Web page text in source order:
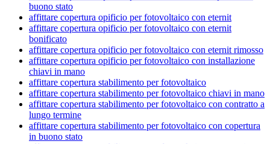
buono stato
affittare copertura opificio per fotovoltaico con eternit
affittare copertura opificio per fotovoltaico con eternit
bonificato
affittare copertura opificio per fotovoltaico con eternit rimosso
affittare copertura opificio per fotovoltaico con installazione
chiavi in mano
affittare copertura stabilimento per fotovoltaico
affittare copertura stabilimento per fotovoltaico chiavi in mano
affittare copertura stabilimento per fotovoltaico con contratto a
lungo termine
affittare copertura stabilimento per fotovoltaico con copertura
in buono stato